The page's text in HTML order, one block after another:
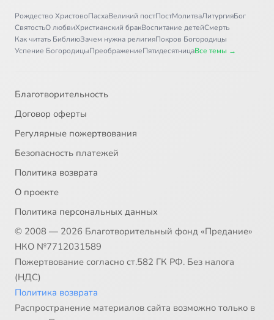
Рождество ХристовоПасхаВеликий постПостМолитваЛитургияБог
СвятостьО любвиХристианский бракВоспитание детейСмерть
Как читать БиблиюЗачем нужна религияПокров Богородицы
Успение БогородицыПреображениеПятидесятницаВсе темы →
Благотворительность
Договор оферты
Регулярные пожертвования
Безопасность платежей
Политика возврата
О проекте
Политика персональных данных
© 2008 — 2026 Благотворительный фонд «Предание»
НКО №7712031589
Пожертвование согласно ст.582 ГК РФ. Без налога
(НДС)
Политика возврата
Распространение материалов сайта возможно только в